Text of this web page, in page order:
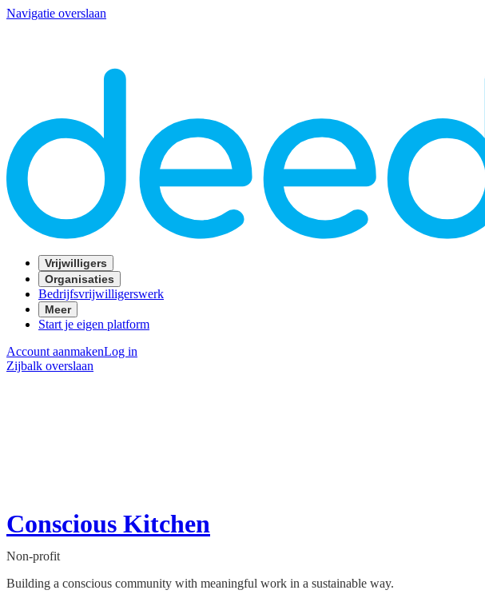
Navigatie overslaan
Vrijwilligers
Organisaties
Bedrijfsvrijwilligerswerk
Meer
Start je eigen platform
Account aanmakenLog in
Zijbalk overslaan
Conscious Kitchen
Non-profit
Building a conscious community with meaningful work in a sustainable way.